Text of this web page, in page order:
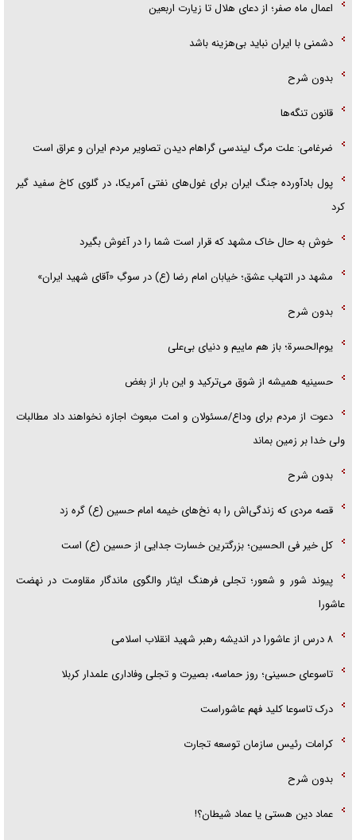
اعمال ماه صفر؛ از دعای هلال تا زیارت اربعین
دشمنی با ایران نباید بی‌هزینه باشد
بدون شرح
قانون تنگه‌ها
ضرغامی: علت مرگ لیندسی گراهام دیدن تصاویر مردم ایران و عراق است
پول بادآورده جنگ ایران برای غول‌های نفتی آمریکا، در گلوی کاخ سفید گیر
کرد
خوش به حال خاک مشهد که قرار است شما را در آغوش بگیرد
مشهد در التهاب عشق؛ خیابان امام رضا (ع) در سوگِ «آقای شهید ایران»
بدون شرح
یوم‌الحسرة؛ باز هم ماییم و دنیای بی‌علی
حسینیه همیشه از شوق می‌ترکید و این بار از بغض
دعوت از مردم برای وداع/مسئولان و امت مبعوث اجازه نخواهند داد مطالبات
ولی خدا بر زمین بماند
بدون شرح
قصه مردی که زندگی‌اش را به نخ‌های خیمه امام حسین (ع) گره زد
کل خیر فی الحسین؛ بزرگترین خسارت جدایی از حسین (ع) است
پیوند شور و شعور؛ تجلی فرهنگ ایثار والگوی ماندگار مقاومت در نهضت
عاشورا
۸ درس از عاشورا در اندیشه رهبر شهید انقلاب اسلامی
تاسوعای حسینی؛ روز حماسه، بصیرت و تجلی وفاداری علمدار کربلا
درک تاسوعا کلید فهم عاشوراست
کرامات رئیس سازمان توسعه تجارت
بدون شرح
عماد دین هستی یا عماد شیطان؟!